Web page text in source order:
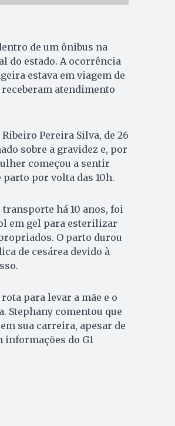
de um ônibus na
do estado. A ocorrência
estava em viagem de
atendimento
Pereira Silva, de 26
sobre a gravidez e, por
começou a sentir
parto por volta das 10h.
há 10 anos, foi
em gel para esterilizar
O parto durou
de cesárea devido à
para levar a mãe e o
Stephany comentou que
sua carreira, apesar de
informações do G1